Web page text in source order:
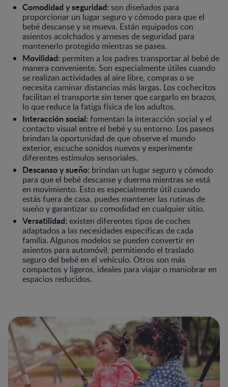
Comodidad y seguridad: son diseñados para
proporcionar un lugar seguro y cómodo para que el
bebé descanse y se mueva. Están equipados con
asientos acolchados y arneses de seguridad para
mantenerlo protegido mientras se pasea.
Movilidad: permiten a los padres transportar al bebé de
manera conveniente. Son especialmente útiles cuando
se realizan actividades al aire libre, compras o se
necesita caminar distancias más largas. Los cochecitos
facilitan el transporte sin tener que cargarlo en brazos,
lo que reduce la fatiga física de los adultos.
Interacción social: fomentan la interacción social y el
contacto visual entre el bebé y su entorno. Los paseos
brindan la oportunidad de que observe el mundo
exterior, escuche sonidos nuevos y experimente
diferentes estímulos sensoriales.
Descanso y sueño: brindan un lugar seguro y cómodo
para que el bebé descanse y duerma mientras se está
en movimiento. Esto es especialmente útil cuando
estás fuera de casa. puedes mantener las rutinas de
sueño y garantizar su comodidad en cualquier sitio.
Versatilidad: existen diferentes tipos de coches
adaptados a las necesidades específicas de cada
familia. Algunos modelos se pueden convertir en
asientos para automóvil, permitiendo el traslado
seguro del bebé en el vehículo. Otros son más
compactos y ligeros, ideales para viajar o maniobrar en
espacios reducidos.